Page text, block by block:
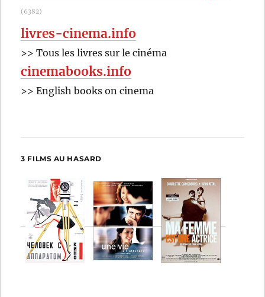
(6382)
livres-cinema.info
>> Tous les livres sur le cinéma
cinemabooks.info
>> English books on cinema
3 FILMS AU HASARD